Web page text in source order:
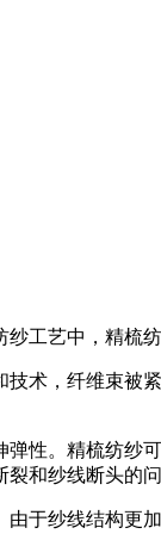
工艺中，精
术，纤维束
性。精梳纺
和纱线断头的问
于纱线结构